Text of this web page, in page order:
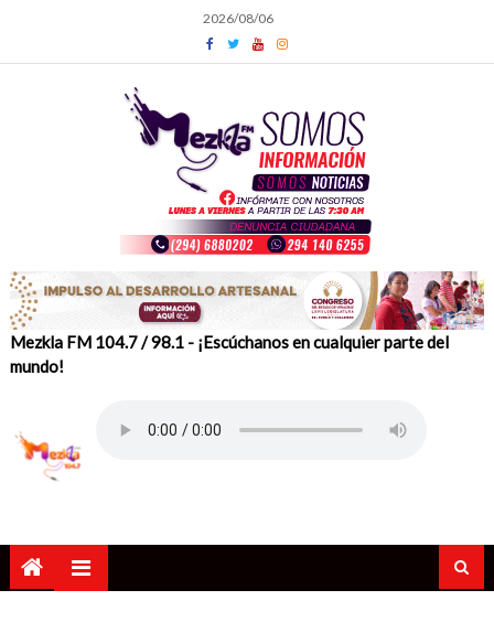
content
2026/08/06
Mezkla FM 104.7 / 98.1 - ¡Escúchanos en cualquier parte del
mundo!